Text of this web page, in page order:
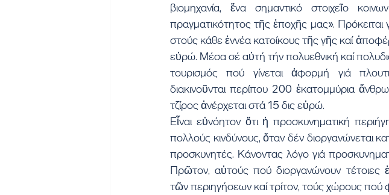
βιομηχανία, ἕνα σημαντικό στοιχεῖο
πραγματικότητος τῆς ἐποχῆς μας». Πρόκειται
στούς κάθε ἐννέα κατοίκους τῆς γῆς καί
εὐρώ. Μέσα σέ αὐτή τήν πολυεθνική καί
τουρισμός πού γίνεται ἀφορμή γιά
διακινοῦνται περίπου 200 ἑκατομμύρια
τζίρος ἀνέρχεται στά 15 δις εὐρώ.
Εἶναι εὐνόητον ὅτι ἡ προσκυνηματική
πολλούς κινδύνους, ὅταν δέν
προσκυνητές. Κάνοντας λόγο γιά
Πρῶτον, αὐτούς πού διοργανώνουν τέτοιες
τῶν περιηγήσεων καί τρίτον, τούς χώρους πού